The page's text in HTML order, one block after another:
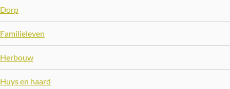
Dorp
Familieleven
Herbouw
Huys en haard